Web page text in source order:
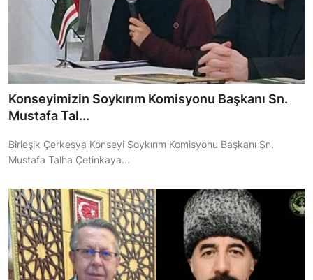
Konseyimizin Soykırım Komisyonu Başkanı Sn.
Mustafa Tal...
Birleşik Çerkesya Konseyi Soykırım Komisyonu Başkanı Sn.
Mustafa Talha Çetinkaya...